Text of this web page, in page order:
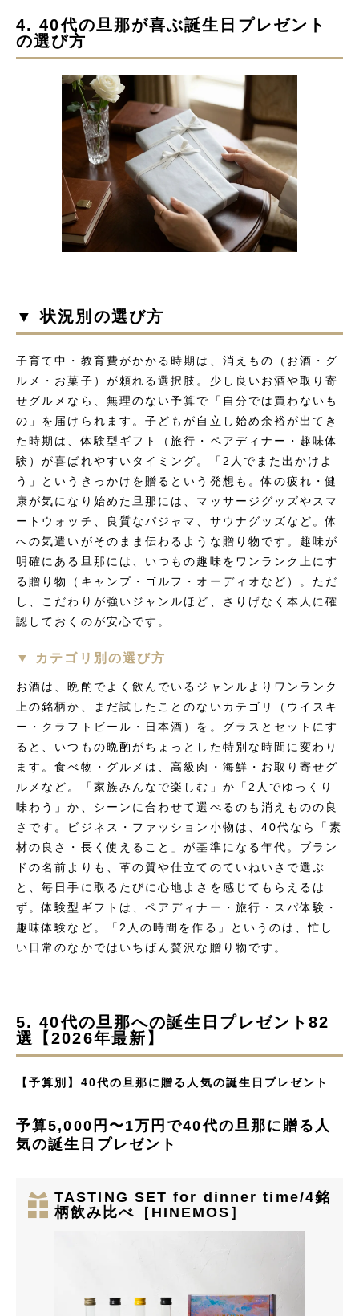
4. 40代の旦那が喜ぶ誕生日プレゼント
の選び方
▼ 状況別の選び方
子育て中・教育費がかかる時期は、消えもの（お酒・グ
ルメ・お菓子）が頼れる選択肢。少し良いお酒や取り寄
せグルメなら、無理のない予算で「自分では買わないも
の」を届けられます。子どもが自立し始め余裕が出てき
た時期は、体験型ギフト（旅行・ペアディナー・趣味体
験）が喜ばれやすいタイミング。「2人でまた出かけよ
う」というきっかけを贈るという発想も。体の疲れ・健
康が気になり始めた旦那には、マッサージグッズやスマ
ートウォッチ、良質なパジャマ、サウナグッズなど。体
への気遣いがそのまま伝わるような贈り物です。趣味が
明確にある旦那には、いつもの趣味をワンランク上にす
る贈り物（キャンプ・ゴルフ・オーディオなど）。ただ
し、こだわりが強いジャンルほど、さりげなく本人に確
認しておくのが安心です。
▼ カテゴリ別の選び方
お酒は、晩酌でよく飲んでいるジャンルよりワンランク
上の銘柄か、まだ試したことのないカテゴリ（ウイスキ
ー・クラフトビール・日本酒）を。グラスとセットにす
ると、いつもの晩酌がちょっとした特別な時間に変わり
ます。食べ物・グルメは、高級肉・海鮮・お取り寄せグ
ルメなど。「家族みんなで楽しむ」か「2人でゆっくり
味わう」か、シーンに合わせて選べるのも消えものの良
さです。ビジネス・ファッション小物は、40代なら「素
材の良さ・長く使えること」が基準になる年代。ブラン
ドの名前よりも、革の質や仕立てのていねいさで選ぶ
と、毎日手に取るたびに心地よさを感じてもらえるは
ず。体験型ギフトは、ペアディナー・旅行・スパ体験・
趣味体験など。「2人の時間を作る」というのは、忙し
い日常のなかではいちばん贅沢な贈り物です。
5. 40代の旦那への誕生日プレゼント82
選【2026年最新】
【予算別】40代の旦那に贈る人気の誕生日プレゼント
予算5,000円〜1万円で40代の旦那に贈る人
気の誕生日プレゼント
TASTING SET for dinner time/4銘
柄飲み比べ［HINEMOS］